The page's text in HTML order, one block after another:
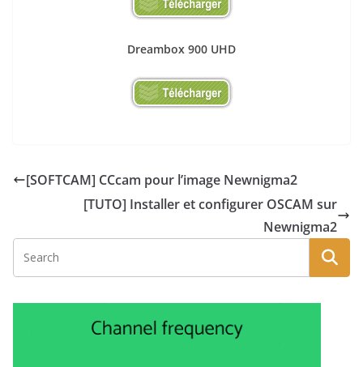
Dreambox 900 UHD
[SOFTCAM] CCcam pour l’image Newnigma2
[TUTO] Installer et configurer OSCAM sur
Newnigma2